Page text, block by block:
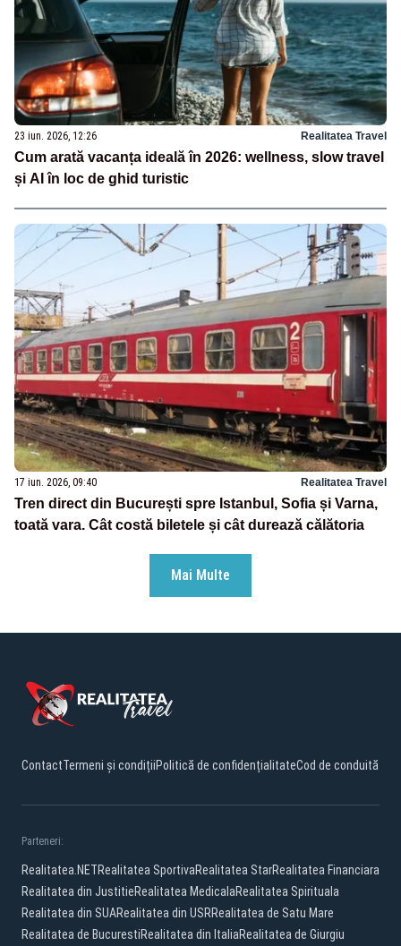
23 iun. 2026, 12:26 Realitatea Travel
Cum arată vacanța ideală în 2026: wellness, slow travel
și AI în loc de ghid turistic
17 iun. 2026, 09:40 Realitatea Travel
Tren direct din București spre Istanbul, Sofia și Varna,
toată vara. Cât costă biletele și cât durează călătoria
Mai Multe
ContactTermeni și condițiiPolitică de confidențialitateCod de conduită
Parteneri:
Realitatea.NETRealitatea SportivaRealitatea StarRealitatea Financiara
Realitatea din JustitieRealitatea MedicalaRealitatea Spirituala
Realitatea din SUARealitatea din USRRealitatea de Satu Mare
Realitatea de BucurestiRealitatea din ItaliaRealitatea de Giurgiu